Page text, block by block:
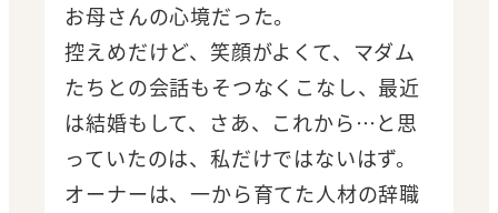
お母さんの心境だった。
控えめだけど、笑顔がよくて、マダム
たちとの会話もそつなくこなし、最近
は結婚もして、さあ、これから…と思
っていたのは、私だけではないはず。
オーナーは、一から育てた人材の辞職